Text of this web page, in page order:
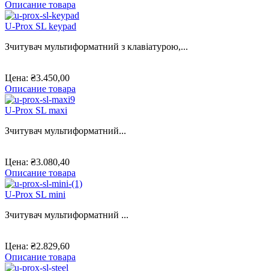
Описание товара
U-Prox SL keypad
Зчитувач мультиформатний з клавіатурою,...
Цена: ₴3.450,00
Описание товара
U-Prox SL maxi
Зчитувач мультиформатний...
Цена: ₴3.080,40
Описание товара
U-Prox SL mini
Зчитувач мультиформатний ...
Цена: ₴2.829,60
Описание товара